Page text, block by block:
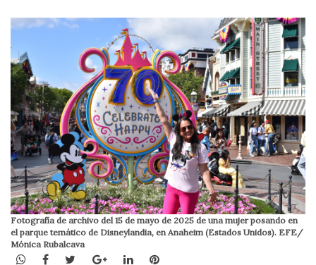
Fotografía de archivo del 15 de mayo de 2025 de una mujer posando en
el parque temático de Disneylandia, en Anaheim (Estados Unidos). EFE/
Mónica Rubalcava
WhatsApp
Facebook
TwitterGoogle+LinkedInPinterest